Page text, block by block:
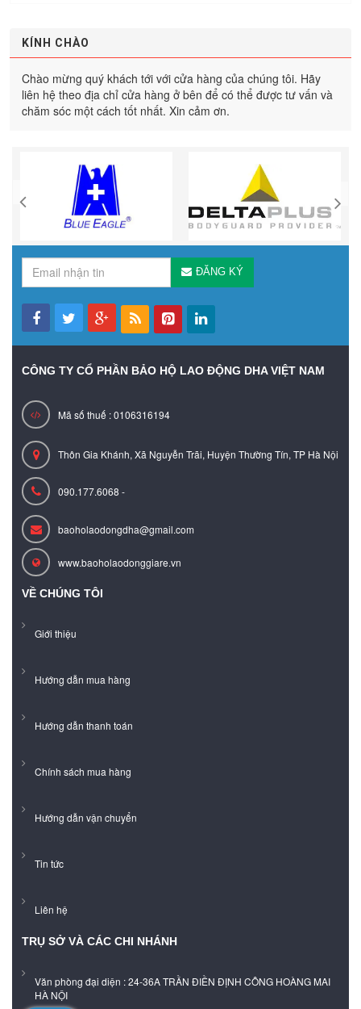
KÍNH CHÀO
Chào mừng quý khách tới với cửa hàng của chúng tôi. Hãy
liên hệ theo địa chỉ cửa hàng ở bên để có thể được tư vấn và
chăm sóc một cách tốt nhất. Xin cảm ơn.
ĐĂNG KÝ
CÔNG TY CỔ PHẦN BẢO HỘ LAO ĐỘNG DHA VIỆT NAM
Mã số thuế : 0106316194
Thôn Gia Khánh, Xã Nguyễn Trãi, Huyện Thường Tín, TP Hà Nội
090.177.6068 -
baoholaodongdha@gmail.com
www.baoholaodonggiare.vn
VỀ CHÚNG TÔI
Giới thiệu
Hướng dẫn mua hàng
Hướng dẫn thanh toán
Chính sách mua hàng
Hướng dẫn vận chuyển
Tin tức
Liên hệ
TRỤ SỞ VÀ CÁC CHI NHÁNH
Văn phòng đại diện : 24-36A TRẦN ĐIỀN ĐỊNH CÔNG HOÀNG MAI
HÀ NỘI